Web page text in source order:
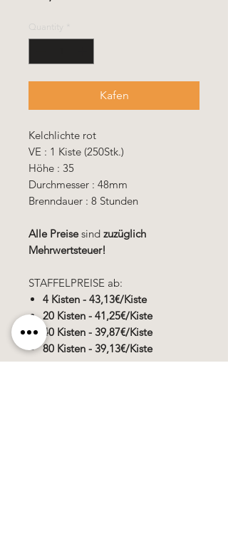
Quantity
Kafen
Kelchlichte rot
VE : 1 Kiste (250Stk.)
Höhe : 35
Durchmesser : 48mm
Brenndauer : 8 Stunden
Alle Preisesind zuzüglich
Mehrwertsteuer!
STAFFELPREISE ab:
4 Kisten - 43,13€/Kiste
20 Kisten - 41,25€/Kiste
40 Kisten - 39,87€/Kiste
80 Kisten - 39,13€/Kiste